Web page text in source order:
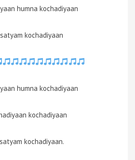
humna kochadiyaan
kochadiyaan
humna kochadiyaan
kochadiyaan
kochadiyaan.